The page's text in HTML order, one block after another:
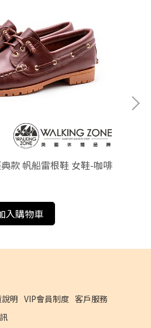
款 帆船雷根鞋 女鞋-咖啡
入購物車
明 VIP會員制度 客戶服務